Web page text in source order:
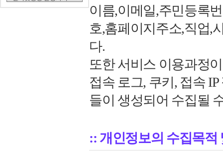
이름,이메일,주민등록
호,홈페이지주소,직업,
다.
또한 서비스 이용과정
접속 로그, 쿠키, 접속
들이 생성되어 수집될
:: 개인정보의 수집목적